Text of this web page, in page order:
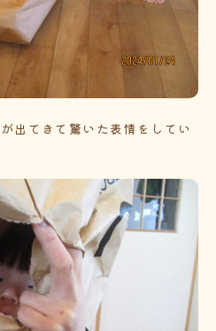
出てきて驚いた表情をしてい